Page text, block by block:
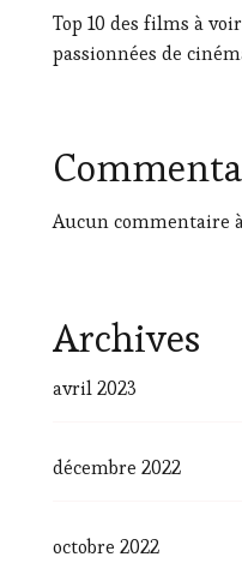
Top 10 des films à
passionnées de
Aucun commentaire
Archives
avril 2023
décembre 2022
octobre 2022